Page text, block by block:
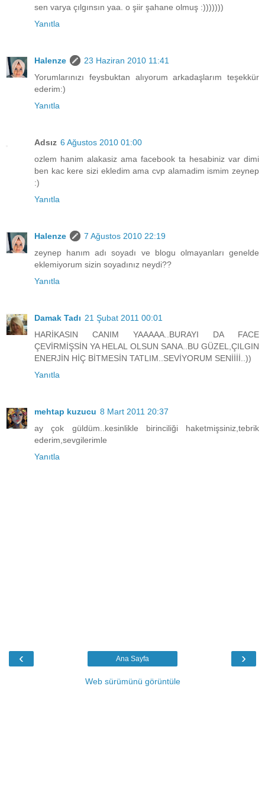
sen varya çılgınsın yaa. o şiir şahane olmuş :)))))))
Yanıtla
Halenze
23 Haziran 2010 11:41
Yorumlarınızı feysbuktan alıyorum arkadaşlarım teşekkür
ederim:)
Yanıtla
Adsız 6 Ağustos 2010 01:00
ozlem hanim alakasiz ama facebook ta hesabiniz var dimi
ben kac kere sizi ekledim ama cvp alamadim ismim zeynep
:)
Yanıtla
Halenze
7 Ağustos 2010 22:19
zeynep hanım adı soyadı ve blogu olmayanları genelde
eklemiyorum sizin soyadınız neydi??
Yanıtla
Damak Tadı 21 Şubat 2011 00:01
HARİKASIN CANIM YAAAAA..BURAYI DA FACE
ÇEVİRMİŞSİN YA HELAL OLSUN SANA..BU GÜZEL,ÇILGIN
ENERJİN HİÇ BİTMESİN TATLIM..SEVİYORUM SENİİİİ..))
Yanıtla
mehtap kuzucu 8 Mart 2011 20:37
ay çok güldüm..kesinlikle birinciliği haketmişsiniz,tebrik
ederim,sevgilerimle
Yanıtla
‹ ›
Ana Sayfa
Web sürümünü görüntüle